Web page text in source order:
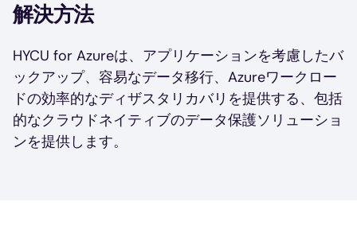
解決方法
HYCU for Azureは、アプリケーションを考慮したバ
ックアップ、容易なデータ移行、Azureワークロー
ドの効率的なディザスタリカバリを提供する、包括
的なクラウドネイティブのデータ保護ソリューショ
ンを提供します。